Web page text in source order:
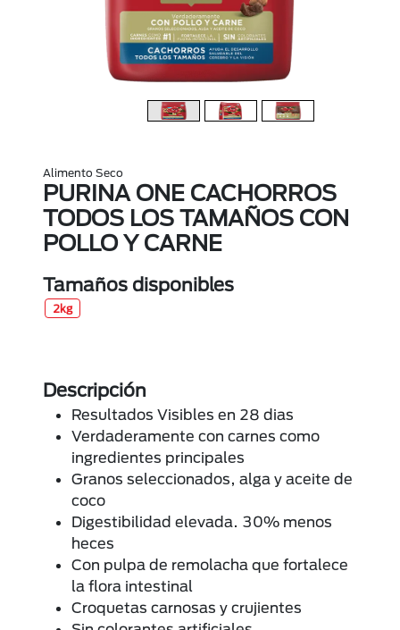
Alimento Seco
PURINA ONE CACHORROS
TODOS LOS TAMAÑOS CON
POLLO Y CARNE
Tamaños disponibles
2kg
Descripción
Resultados Visibles en 28 dias
Verdaderamente con carnes como
ingredientes principales
Granos seleccionados, alga y aceite de
coco
Digestibilidad elevada. 30% menos
heces
Con pulpa de remolacha que fortalece
la flora intestinal
Croquetas carnosas y crujientes